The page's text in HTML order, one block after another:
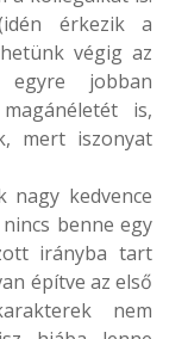
érkezik a
végig az
jobban
is,
mert iszonyat
nagy kedvence
benne egy
irányba tart
építve az első
nem